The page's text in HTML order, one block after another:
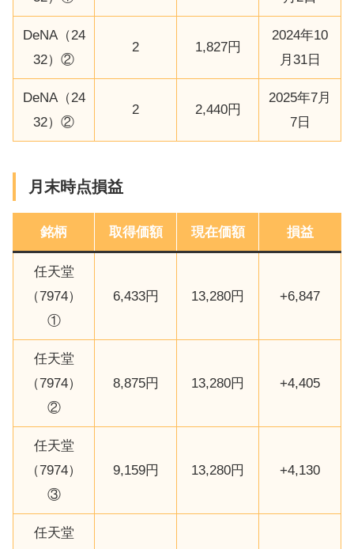
DeNA（24
32）②
2 1,827円
2024年10
月31日
DeNA（24
32）②
2 2,440円
2025年7月
7日
月末時点損益
銘柄 取得価額 現在価額 損益
任天堂
（7974）
①
6,433円 13,280円 +6,847
任天堂
（7974）
②
8,875円 13,280円 +4,405
任天堂
（7974）
③
9,159円 13,280円 +4,130
任天堂